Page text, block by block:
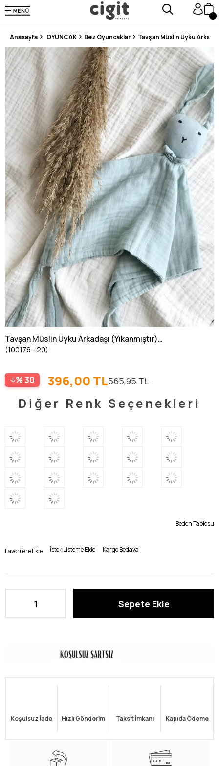
250.000'DEN FAZLA DEĞERLENDİRMEDE 5 ÜZERİNDEN 4.8 PUAN ALDI ⭐⭐⭐⭐⭐
3 MİLYONDAN FAZLA MUTLU MÜŞTERİ ❤️ 10 MİLYON ÜRÜN
Anasayfa OYUNCAK Bez Oyuncaklar Tavşan Müslin Uyku
Tavşan Müslin Uyku Arkadaşı (Yıkanmıştır)
40X40 cm Mint Yeşil
(100176 - 20)
30 565,95 TL
396,00 TL
Diğer Renk Seçenekleri
Beden Tablosu
Favorilere Ekle İstek Listeme Ekle Kargo Bedava
Koşulsuz İade Hızlı Gönderim Taksit İmkanı Kapıda Ödeme